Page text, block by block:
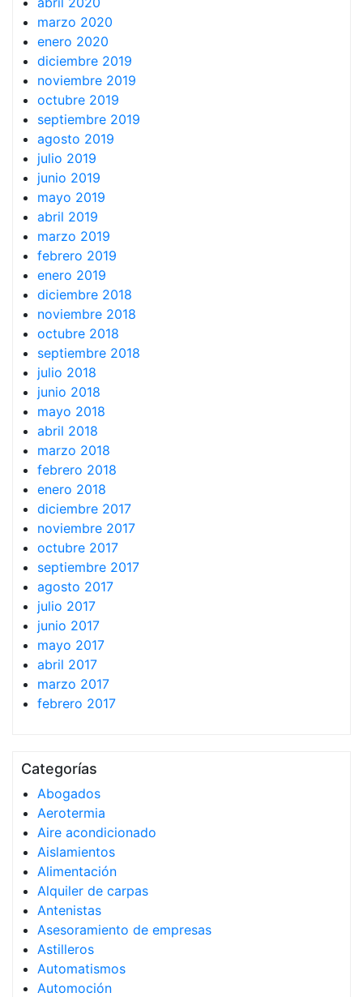
marzo 2020
enero 2020
diciembre 2019
noviembre 2019
octubre 2019
septiembre 2019
agosto 2019
julio 2019
junio 2019
mayo 2019
abril 2019
marzo 2019
febrero 2019
enero 2019
diciembre 2018
noviembre 2018
octubre 2018
septiembre 2018
julio 2018
junio 2018
mayo 2018
abril 2018
marzo 2018
febrero 2018
enero 2018
diciembre 2017
noviembre 2017
octubre 2017
septiembre 2017
agosto 2017
julio 2017
junio 2017
mayo 2017
abril 2017
marzo 2017
febrero 2017
Categorías
Abogados
Aerotermia
Aire acondicionado
Aislamientos
Alimentación
Alquiler de carpas
Antenistas
Asesoramiento de empresas
Astilleros
Automatismos
Automoción